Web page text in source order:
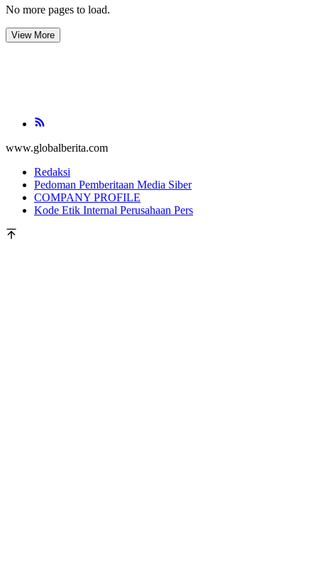
No more pages to load.
View More
www.globalberita.com
Redaksi
Pedoman Pemberitaan Media Siber
COMPANY PROFILE
Kode Etik Internal Perusahaan Pers